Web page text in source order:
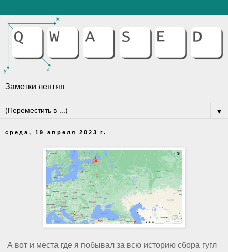
Заметки лентяя
▼
среда, 19 апреля 2023 г.
А вот и места где я побывал за всю историю сбора гугл